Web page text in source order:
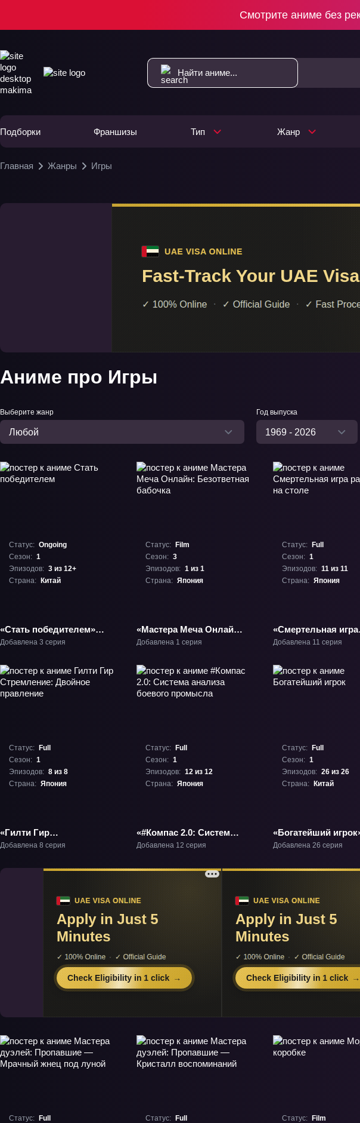
Смотрите аниме без
Подборки Франшизы Тип Жанр
Главная Жанры Игры
Аниме про Игры
Выберите жанр
Любой
Год выпуска
1969 - 2026
Статус: Ongoing
Сезон: 1
Эпизодов: 3 из 12+
Страна:
Китай
«Стать победителем»
ТВ-1
Добавлена 3 серия
Статус:
Film
Сезон: 3
Эпизодов: 1 из 1
Страна: Япония
«Мастера Меча Онлайн:
Безответная бабочка»
Добавлена 1 серия
Статус:
Full
Сезон: 1
Эпизодов: 11 из 11
Страна: Япония
«Смертельная игра
ради еды на столе»
Добавлена 11 серия
Статус:
Full
Сезон: 1
Эпизодов: 8 из 8
Страна: Япония
«Гилти Гир
Стремление: Двойное
Добавлена 8 серия
Статус:
Full
Сезон: 1
Эпизодов: 12 из 12
Страна: Япония
«#Компас 2.0: Система
анализа боевого
Добавлена 12 серия
Статус:
Full
Сезон: 1
Эпизодов: 26 из 26
Страна:
Китай
«Богатейший
ТВ-1
Добавлена 26 серия
Статус:
Full
Статус:
Full
Статус:
Film